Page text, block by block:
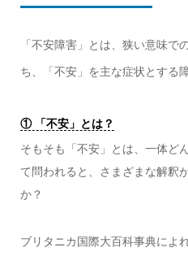
「不安障害」とは、狭い意味で
ち、「不安」を主な症状とする
① 「不安」とは？
そもそも「不安」とは、一体
て問われると、さまざまな解釈
か？
ブリタニカ国際大百科事典によ